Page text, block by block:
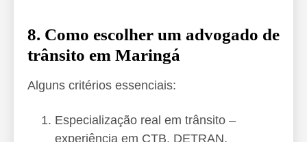
8. Como escolher um advogado de
trânsito em Maringá
Alguns critérios essenciais:
Especialização real em trânsito –
experiência em CTB, DETRAN,